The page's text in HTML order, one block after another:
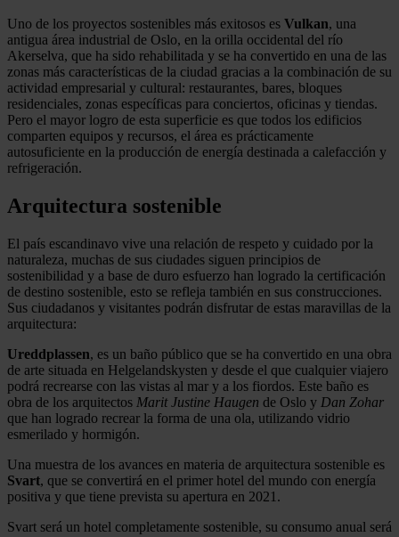
Uno de los proyectos sostenibles más exitosos es Vulkan, una
antigua área industrial de Oslo, en la orilla occidental del río
Akerselva, que ha sido rehabilitada y se ha convertido en una de las
zonas más características de la ciudad gracias a la combinación de su
actividad empresarial y cultural: restaurantes, bares, bloques
residenciales, zonas específicas para conciertos, oficinas y tiendas.
Pero el mayor logro de esta superficie es que todos los edificios
comparten equipos y recursos, el área es prácticamente
autosuficiente en la producción de energía destinada a calefacción y
refrigeración.
Arquitectura sostenible
El país escandinavo vive una relación de respeto y cuidado por la
naturaleza, muchas de sus ciudades siguen principios de
sostenibilidad y a base de duro esfuerzo han logrado la certificación
de destino sostenible, esto se refleja también en sus construcciones.
Sus ciudadanos y visitantes podrán disfrutar de estas maravillas de la
arquitectura:
Ureddplassen, es un baño público que se ha convertido en una obra
de arte situada en Helgelandskysten y desde el que cualquier viajero
podrá recrearse con las vistas al mar y a los fiordos. Este baño es
obra de los arquitectos Marit Justine Haugen de Oslo y Dan Zohar
que han logrado recrear la forma de una ola, utilizando vidrio
esmerilado y hormigón.
Una muestra de los avances en materia de arquitectura sostenible es
Svart, que se convertirá en el primer hotel del mundo con energía
positiva y que tiene prevista su apertura en 2021.
Svart será un hotel completamente sostenible, su consumo anual será